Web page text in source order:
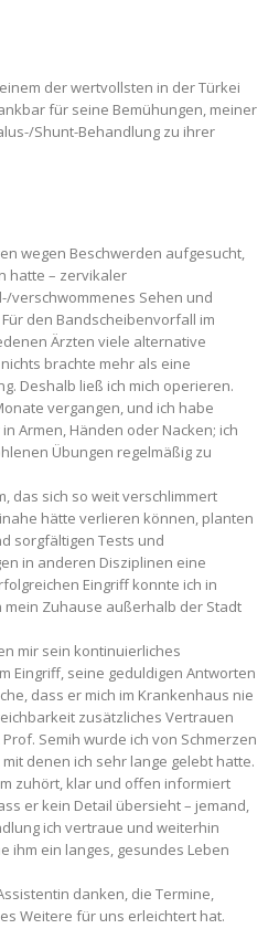
der wertvollsten in der Türkei
für seine Bemühungen, meiner
Shunt-Behandlung zu ihrer
wegen Beschwerden aufgesucht,
hatte – zervikaler
verschwommenes Sehen und
den Bandscheibenvorfall im
Ärzten viele alternative
brachte mehr als eine
Deshalb ließ ich mich operieren.
vergangen, und ich habe
Armen, Händen oder Nacken; ich
Übungen regelmäßig zu
das sich so weit verschlimmert
hätte verlieren können, planten
sorgfältigen Tests und
in anderen Disziplinen eine
Eingriff konnte ich in
Zuhause außerhalb der Stadt
mir sein kontinuierliches
Eingriff, seine geduldigen Antworten
dass er mich im Krankenhaus nie
zusätzliches Vertrauen
Semih wurde ich von Schmerzen
denen ich sehr lange gelebt hatte.
zuhört, klar und offen informiert
er kein Detail übersieht – jemand,
ich vertraue und weiterhin
ihm ein langes, gesundes Leben
danken, die Termine,
Weitere für uns erleichtert hat.